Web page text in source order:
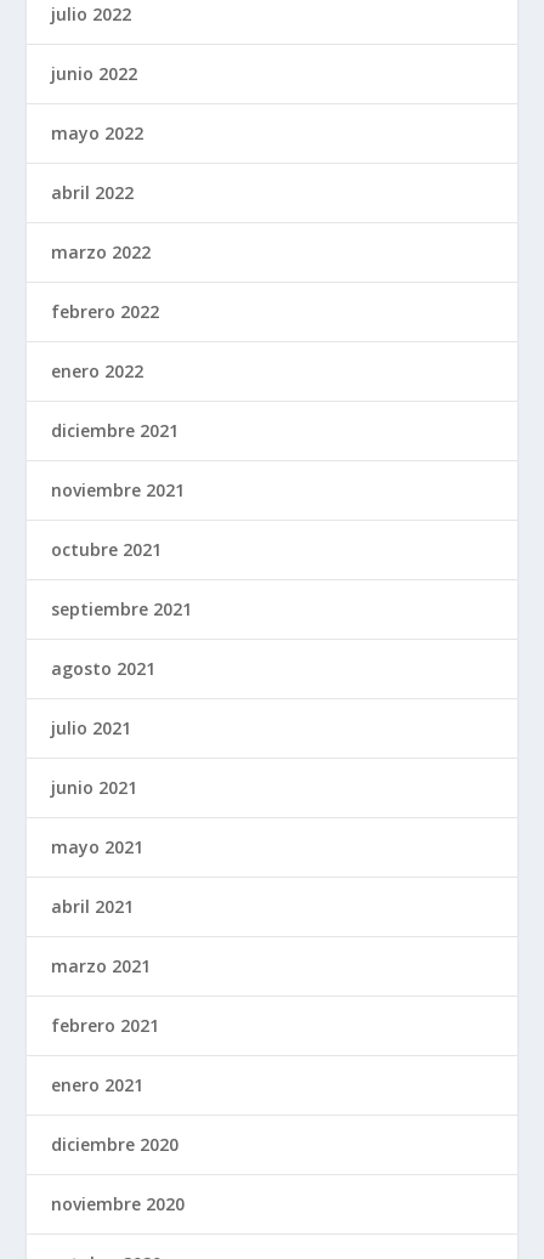
julio 2022
junio 2022
mayo 2022
abril 2022
marzo 2022
febrero 2022
enero 2022
diciembre 2021
noviembre 2021
octubre 2021
septiembre 2021
agosto 2021
julio 2021
junio 2021
mayo 2021
abril 2021
marzo 2021
febrero 2021
enero 2021
diciembre 2020
noviembre 2020